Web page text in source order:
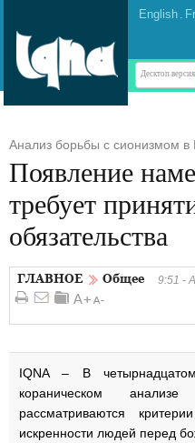
English .
Десктоп-версия
Анализ борьбы с сионизмом в
Появление
требует
обязательства
ГЛАВНОЕ Общее 9:51 -
IQNA – В
кораническом
рассматриваются
искренности людей перед